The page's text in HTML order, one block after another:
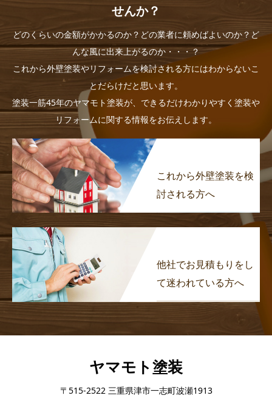
せんか？
どのくらいの金額がかかるのか？どの業者に頼めばよいのか？ど
んな風に出来上がるのか・・・？
これから外壁塗装やリフォームを検討される方にはわからないこ
とだらけだと思います。
塗装一筋45年のヤマモト塗装が、できるだけわかりやすく塗装や
リフォームに関する情報をお伝えします。
これから外壁塗装を検
討される方へ
他社でお見積もりをし
て迷われている方へ
ヤマモト塗装
〒515-2522 三重県津市一志町波瀬1913